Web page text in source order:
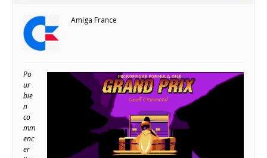
Amiga France
Po
ur
bie
n
co
mm
enc
er